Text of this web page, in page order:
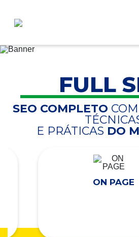
FULL
SEO COMPLETO
E PRÁTICAS DO
ON PAGE